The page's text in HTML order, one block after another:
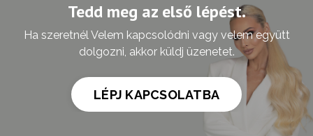
Tedd meg az első lépést.
Ha szeretnél Velem kapcsolódni vagy velem együtt
dolgozni, akkor küldj üzenetet.
LÉPJ KAPCSOLATBA